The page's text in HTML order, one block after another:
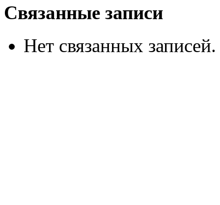
Связанные записи
Нет связанных записей.